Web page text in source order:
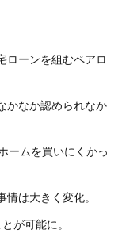
ローンを組むペアロ
かなか認められなか
ームを買いにくかっ
は大きく変化。
が可能に。